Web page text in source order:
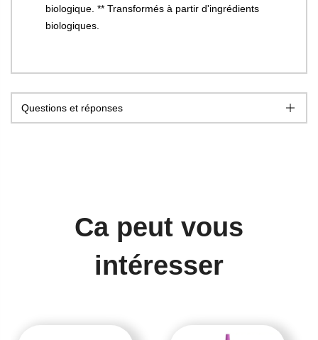
biologique. ** Transformés à partir d'ingrédients
biologiques.
Questions et réponses
Ca peut vous
intéresser